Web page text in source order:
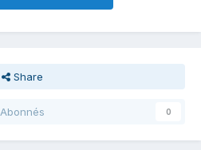
Share
Abonnés 0